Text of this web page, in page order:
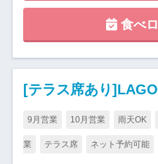
食べ
[テラス席あり
9月営業 10月営業 雨天OK
業 テラス席 ネット予約可能